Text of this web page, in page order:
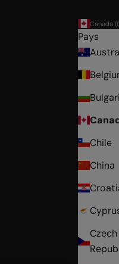
Pays
Chile
China
Czech